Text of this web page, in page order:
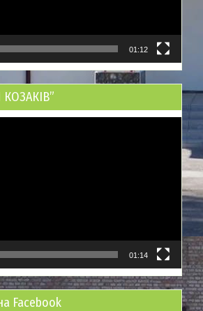
01:12
01:14
Facebook